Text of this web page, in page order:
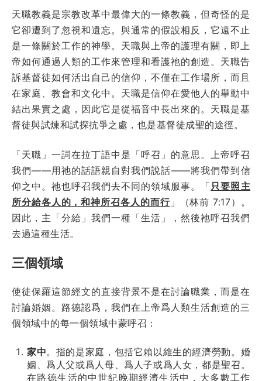
天職教義是宗教改革中最偉大的一條教義，但奇怪的是
它卻遭到了忽視和遺忘。與通常的假設相反，它遠不止
是一條關於工作的神學。天職與上帝的護理有關，即上
帝如何通過人類的工作來管理和看護祂的創造。天職告
訴基督徒如何活出自己的信仰，不僅在工作場所，而且
在家庭、教會和文化中。天職是信仰在愛他人的舉動中
結出果實之處，因此它是從福音中長出來的。天職是基
督徒與試煉和試探抗爭之處，也是基督徒成聖的途徑。
「天職」一詞在拉丁語中是「呼召」的意思。上帝呼召
我們——用祂的話語親自對我們說話——將我們帶到信
仰之中。祂也呼召我們去不同的領域服事。「 只要照主
所分給各人的，和神所召各人的而行」（林前 7:17）。
因此，主「分給」我們一種「生活」，然後祂呼召我們
去過這種生活。
三個領域
使徒保羅這節經文的直接背景不是在討論職業，而是在
討論婚姻。路德認爲，我們在上帝爲人類生活創造的三
個領域中的每一個領域中蒙呼召：
家中。指的是家庭，包括它賴以維生的經濟勞動。婚
姻、爲人父或爲人母、爲人子或爲人女，都是聖召。
在路德生活的中世紀晚期經濟生活中，大多數工作